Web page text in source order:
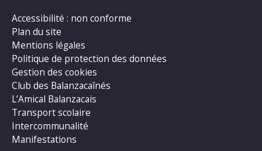
Accessibilité : non conforme
Plan du site
Mentions légales
Politique de protection des données
Gestion des cookies
Club des Balanzacaînés
L’Amical Balanzacais
Transport scolaire
Intercommunalité
Manifestations